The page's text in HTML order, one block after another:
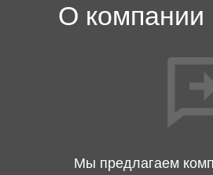
О компании
Мы предлагаем